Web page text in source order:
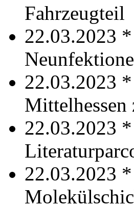
Fahrzeugteil
22.03.2023 *
22.03.2023 *
Mittelhessen
22.03.2023 *
22.03.2023 *